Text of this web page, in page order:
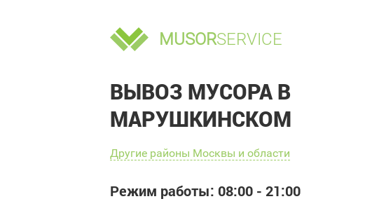
MUSORSERVICE
ВЫВОЗ МУСОРА В
МАРУШКИНСКОМ
Другие районы Москвы и области
Режим работы: 08:00 - 21:00